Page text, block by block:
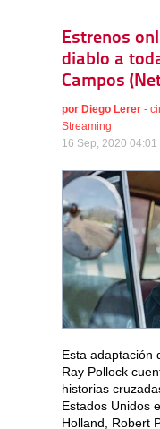
Estrenos
diablo a
Campos
por Diego Lerer -
Streaming
16 Sep, 2020 04:01 |
Esta adaptación
Ray Pollock
historias
Estados Unidos
Holland, Robert